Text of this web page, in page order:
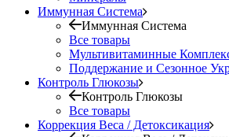
Иммунная Система
Иммунная Система
Все товары
Мультивитаминные
Поддержание и Сезонное
Контроль Глюкозы
Контроль Глюкозы
Все товары
Коррекция Веса / Детоксикация